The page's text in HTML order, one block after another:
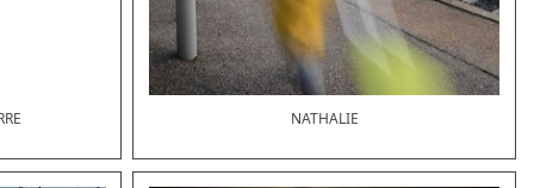
NATHALIE